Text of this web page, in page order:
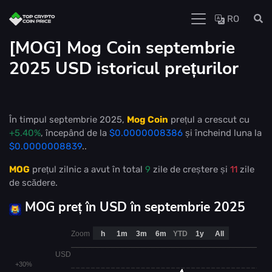
RO
[MOG] Mog Coin septembrie
2025 USD istoricul prețurilor
În timpul septembrie 2025, Mog Coin prețul a crescut cu
+5.40%, începând de la $0.0000008386 și încheind luna la
$0.0000008839..
MOG prețul zilnic a avut în total 9 zile de creștere și 11 zile
de scădere.
MOG preț în USD în septembrie 2025
USD
+30%
Zoom h 1m 3m 6m YTD 1y All